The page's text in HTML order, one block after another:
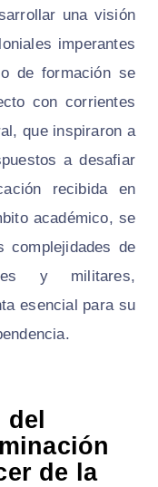
una visión
imperantes
de formación se
con corrientes
que inspiraron a
a desafiar
recibida en
académico, se
complejidades de
y militares,
esencial para su
de la